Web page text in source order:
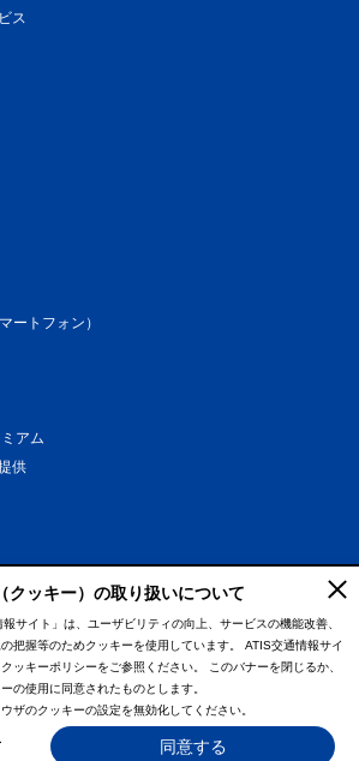
ス
ートフォン）
アム
供
表記
て
Co.,Ltd. All Rights Reserved.
クッキー）の取り扱いについて
サイト」は、ユーザビリティの向上、サービスの機能改善、
把握等のためクッキーを使用しています。
ATIS交通情報サイ
ッキーポリシーをご参照ください。
このバナーを閉じるか、
の使用に同意されたものとします。
ザのクッキーの設定を無効化してください。
同意する